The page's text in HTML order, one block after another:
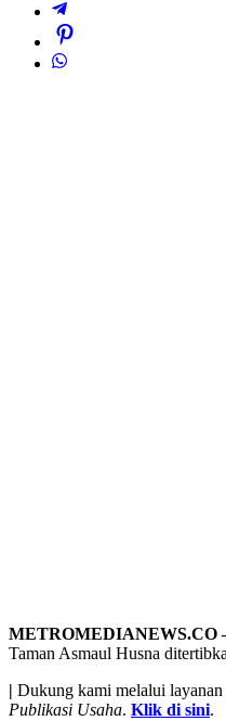
METROMEDIANEWS.CO
Taman Asmaul Husna
| Dukung kami melalui layanan
Publikasi Usaha. Klik di sini.